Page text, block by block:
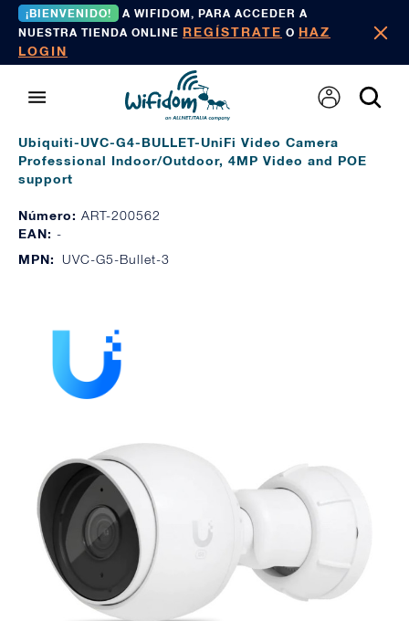
¡BIENVENIDO!
A WIFIDOM, PARA ACCEDER A
NUESTRA TIENDA ONLINE REGÍSTRATE O HAZ
LOGIN
Ubiquiti-UVC-G4-BULLET-UniFi Video Camera
Professional Indoor/Outdoor, 4MP Video and POE
support
Número: ART-200562
EAN: -
MPN:
UVC-G5-Bullet-3